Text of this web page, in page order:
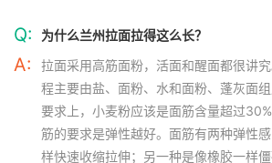
Q: 为什么兰州拉面拉得这么长？
A:
拉面采用高筋面粉，活面和醒面都很讲
程主要由盐、面粉、水和面粉、蓬灰面
要求上，小麦粉应该是面筋含量超过
筋的要求是弹性越好。面筋有两种弹性
样快速收缩拉伸；另一种是像橡胶一样